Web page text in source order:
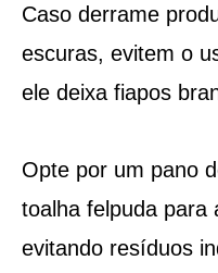
Caso derrame
escuras, evitem o
ele deixa fiapos
Opte por um pano
toalha felpuda para
evitando resíduos